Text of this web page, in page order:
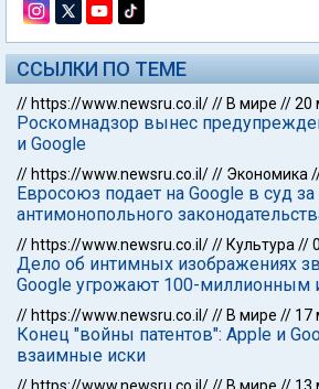
ССЫЛКИ ПО ТЕМЕ
// https://www.newsru.co.il/// В мире //20
Роскомнадзор вынес
и Google
// https://www.newsru.co.il/// Экономика
Евросоюз подает на Google в суд
антимонопольного
// https://www.newsru.co.il/// Культура //
Дело об интимных изображениях
Google угрожают 100-миллионным
// https://www.newsru.co.il/// В мире // 17
Конец "войны патентов": Apple и
взаимные иски